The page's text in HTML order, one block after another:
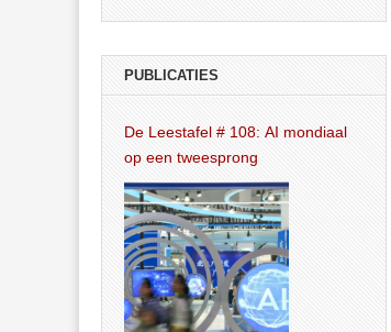
PUBLICATIES
De Leestafel # 108: AI mondiaal
op een tweesprong